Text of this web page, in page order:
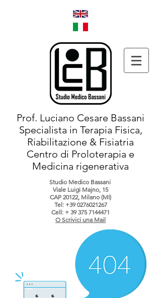
Prof. Luciano Cesare Bassani
Specialista in Terapia Fisica,
Riabilitazione & Fisiatria
Centro di Proloterapia e
Medicina rigenerativa
Studio Medico Bassani
Viale Luigi Majno, 15
CAP 20122, Milano (MI)
Tel: +39 0276021267
Cell: + 39 375 7144471
O Scrivici una Mail